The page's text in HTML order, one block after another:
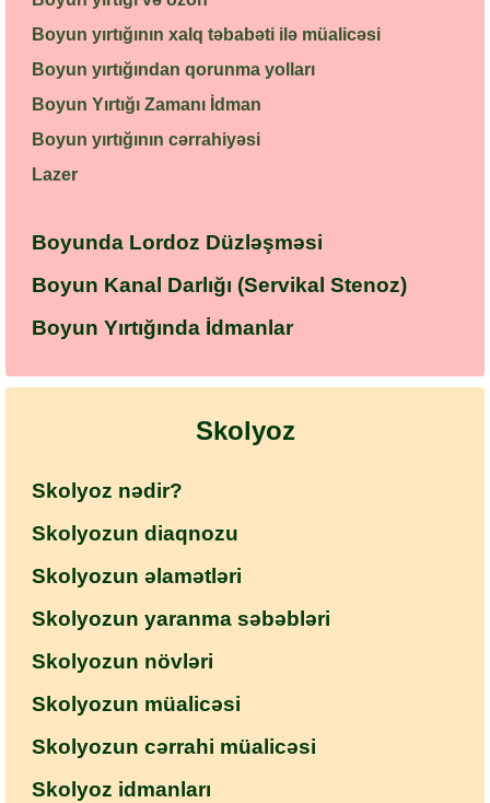
Boyun yırtığının xalq təbabəti ilə müalicəsi
Boyun yırtığından qorunma yolları
Boyun Yırtığı Zamanı İdman
Boyun yırtığının cərrahiyəsi
Lazer
Boyunda Lordoz Düzləşməsi
Boyun Kanal Darlığı (Servikal Stenoz)
Boyun Yırtığında İdmanlar
Skolyoz
Skolyoz nədir?
Skolyozun diaqnozu
Skolyozun əlamətləri
Skolyozun yaranma səbəbləri
Skolyozun növləri
Skolyozun müalicəsi
Skolyozun cərrahi müalicəsi
Skolyoz idmanları